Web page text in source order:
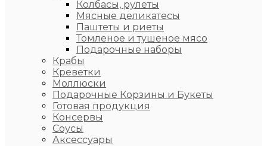
Колбасы, рулеты
Мясные деликатесы
Паштеты и риеты
Томленое и тушеное мясо
Подарочные наборы
Крабы
Креветки
Моллюски
Подарочные Корзины и Букеты
Готовая продукция
Консервы
Соусы
Аксессуары